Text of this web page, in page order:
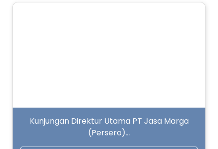
Kunjungan Direktur Utama PT Jasa Marga
(Persero)…